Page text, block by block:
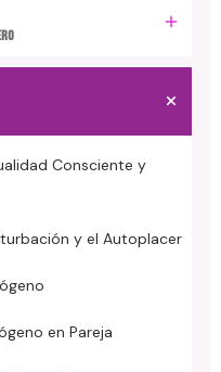
Consciente y
y el Autoplacer
en Pareja